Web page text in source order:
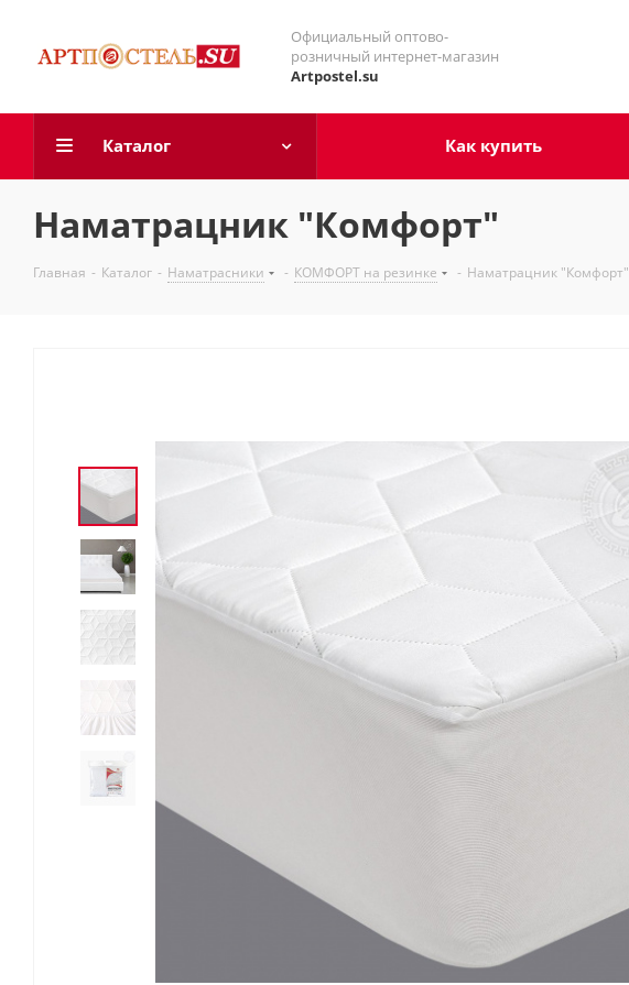
Официальный оптово-
розничный интернет-магазин
Artpostel.su
Каталог Как купить
Наматрацник "Комфорт"
Главная - Каталог - Наматрасники - КОМФОРТ на резинке - Наматрацник "Комфорт"